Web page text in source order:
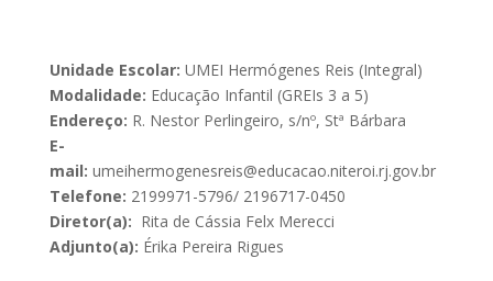
Unidade Escolar: UMEI Hermógenes Reis (Integral)
Modalidade: Educação Infantil (GREIs 3 a 5)
Endereço: R. Nestor Perlingeiro, s/nº, Stª Bárbara
E-
mail: umeihermogenesreis@educacao.niteroi.rj.gov.br
Telefone: 2199971-5796/ 2196717-0450
Diretor(a): Rita de Cássia Felx Merecci
Adjunto(a): Érika Pereira Rigues